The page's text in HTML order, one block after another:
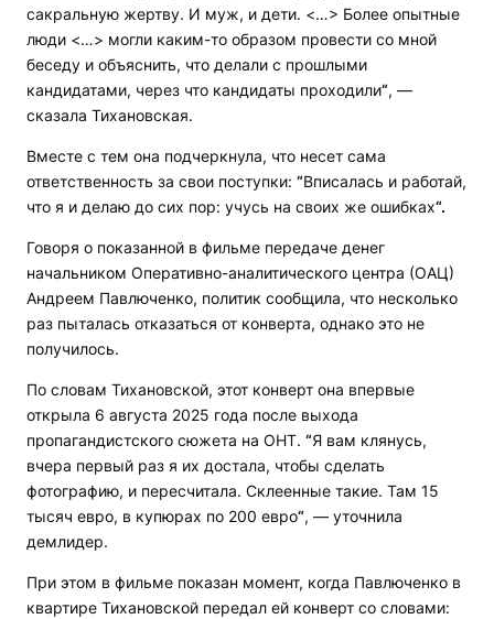
сакральную жертву. И муж, и дети. <…> Более опытные
люди <…> могли каким-то образом провести со мной
беседу и объяснить, что делали с прошлыми
кандидатами, через что кандидаты проходили“, —
сказала Тихановская.
Вместе с тем она подчеркнула, что несет сама
ответственность за свои поступки: “Вписалась и работай,
что я и делаю до сих пор: учусь на своих же ошибках“.
Говоря о показанной в фильме передаче денег
начальником Оперативно-аналитического центра (ОАЦ)
Андреем Павлюченко, политик сообщила, что несколько
раз пыталась отказаться от конверта, однако это не
получилось.
По словам Тихановской, этот конверт она впервые
открыла 6 августа 2025 года после выхода
пропагандистского сюжета на ОНТ. “Я вам клянусь,
вчера первый раз я их достала, чтобы сделать
фотографию, и пересчитала. Склеенные такие. Там 15
тысяч евро, в купюрах по 200 евро“, — уточнила
демлидер.
При этом в фильме показан момент, когда Павлюченко в
квартире Тихановской передал ей конверт со словами: